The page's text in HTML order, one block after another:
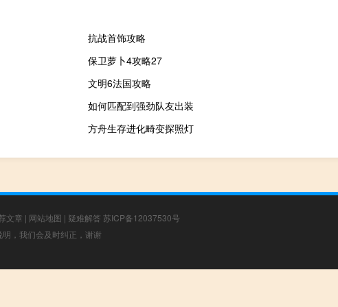
抗战首饰攻略
保卫萝卜4攻略27
文明6法国攻略
如何匹配到强劲队友出装
方舟生存进化畸变探照灯
文章 | 网站地图 | 疑难解答 苏ICP备12037530号
，我们会及时纠正，谢谢